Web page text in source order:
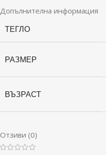
Допълнителна информация
ТЕГЛО
РАЗМЕР
ВЪЗРАСТ
Отзиви (0)